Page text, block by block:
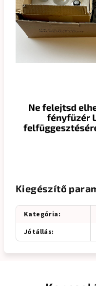
Kiegészítő
Kategória:
Jótállás: